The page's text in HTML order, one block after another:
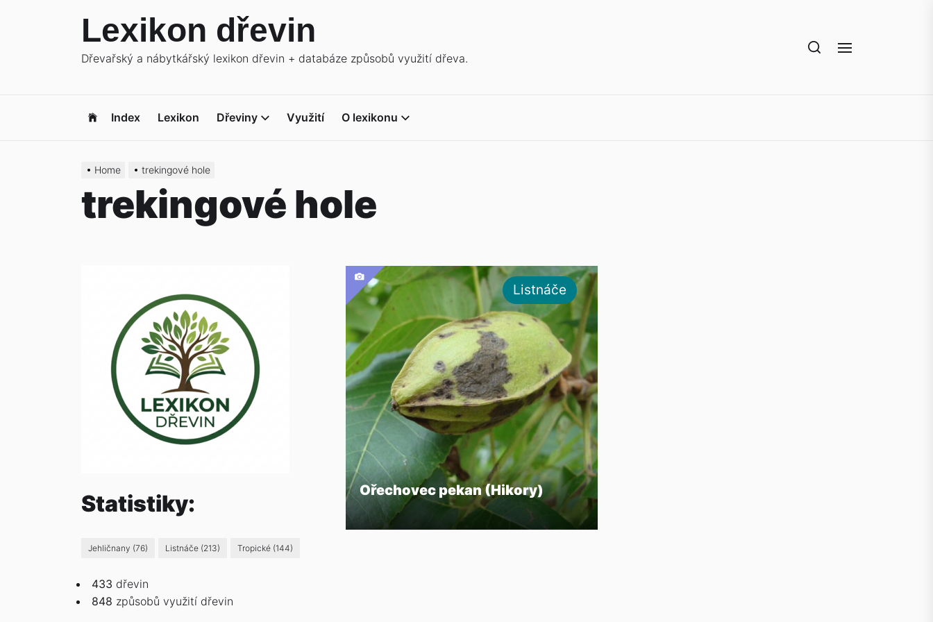
Lexikon dřevin
Dřevařský a nábytkářský lexikon dřevin + databáze způsobů využití dřeva.
Index Lexikon Dřeviny Využití O lexikonu
Home trekingové hole
trekingové hole
Listnáče
Ořechovec pekan (Hikory)
Statistiky:
Jehličnany (76) Listnáče (213) Tropické (144)
433 dřevin
848 způsobů využití dřevin